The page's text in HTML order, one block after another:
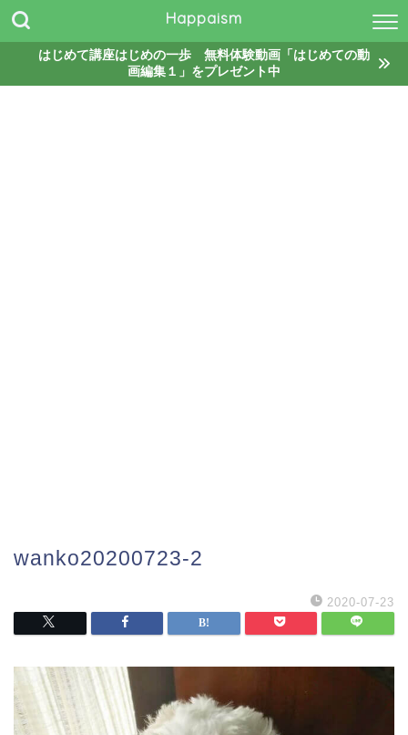
Happaism
はじめて講座はじめの一歩 無料体験動画「はじめての動
画編集１」をプレゼント中
wanko20200723-2
2020-07-23